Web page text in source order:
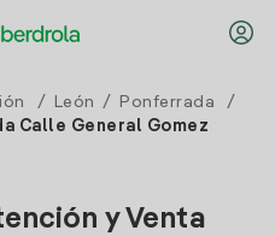
/ León / Ponferrada
/
Calle General Gomez
y Venta